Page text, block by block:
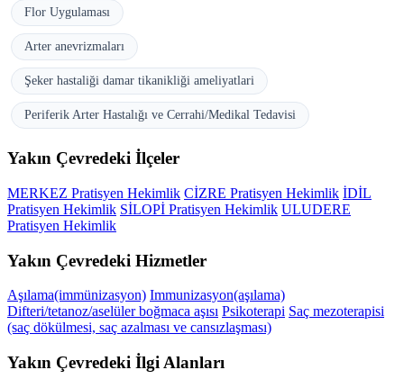
Flor Uygulaması
Arter anevrizmaları
Şeker hastaliği damar tikanikliği ameliyatlari
Periferik Arter Hastalığı ve Cerrahi/Medikal Tedavisi
Yakın Çevredeki İlçeler
MERKEZ Pratisyen Hekimlik CİZRE Pratisyen Hekimlik İDİL
Pratisyen Hekimlik SİLOPİ Pratisyen Hekimlik ULUDERE
Pratisyen Hekimlik
Yakın Çevredeki Hizmetler
Aşılama(immünizasyon) Immunizasyon(aşılama)
Difteri/tetanoz/aselüler boğmaca aşısı Psikoterapi Saç mezoterapisi
(saç dökülmesi, saç azalması ve cansızlaşması)
Yakın Çevredeki İlgi Alanları